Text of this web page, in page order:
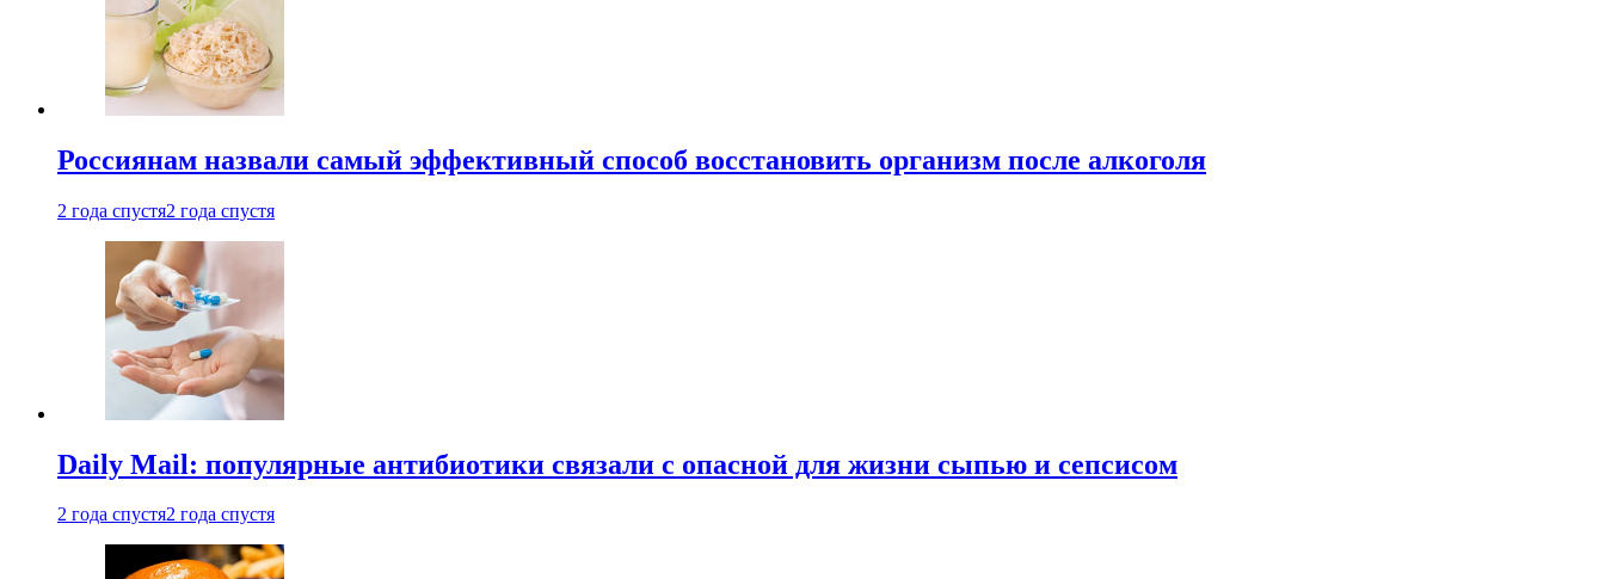
Россиянам назвали самый эффективный способ восстановить организм после алкоголя
2 года спустя2 года спустя
Daily Mail: популярные антибиотики связали с опасной для жизни сыпью и сепсисом
2 года спустя2 года спустя